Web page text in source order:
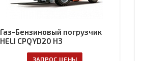
Газ-Бензиновый погрузчик
HELI CPQYD20 H3
ЗАПРОС ЦЕНЫ